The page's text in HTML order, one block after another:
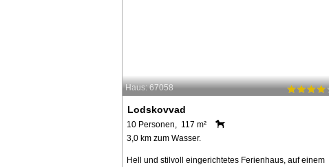
Haus: 67058
Lodskovvad
10 Personen, 117 m²
3,0 km zum Wasser.
Hell und stilvoll eingerichtetes Ferienhaus, auf einem